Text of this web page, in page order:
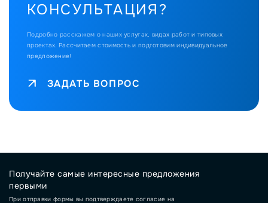
КОНСУЛЬТАЦИЯ?
Подробно расскажем о наших услугах, видах работ и типовых
проектах. Рассчитаем стоимость и подготовим индивидуальное
предложение!
ЗАДАТЬ ВОПРОС
Получайте самые интересные предложения
первыми
При отправки формы вы подтверждаете согласие на